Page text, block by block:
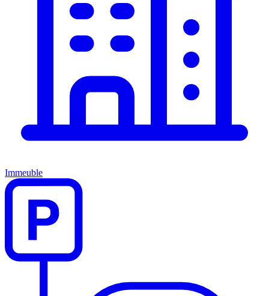
Immeuble